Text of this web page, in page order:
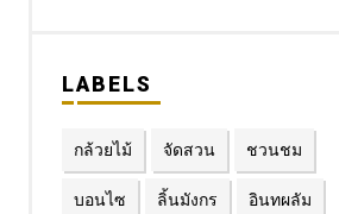
LABELS
กล้วยไม้ จัดสวน ชวนชม
บอนไซ ลิ้นมังกร อินทผลัม